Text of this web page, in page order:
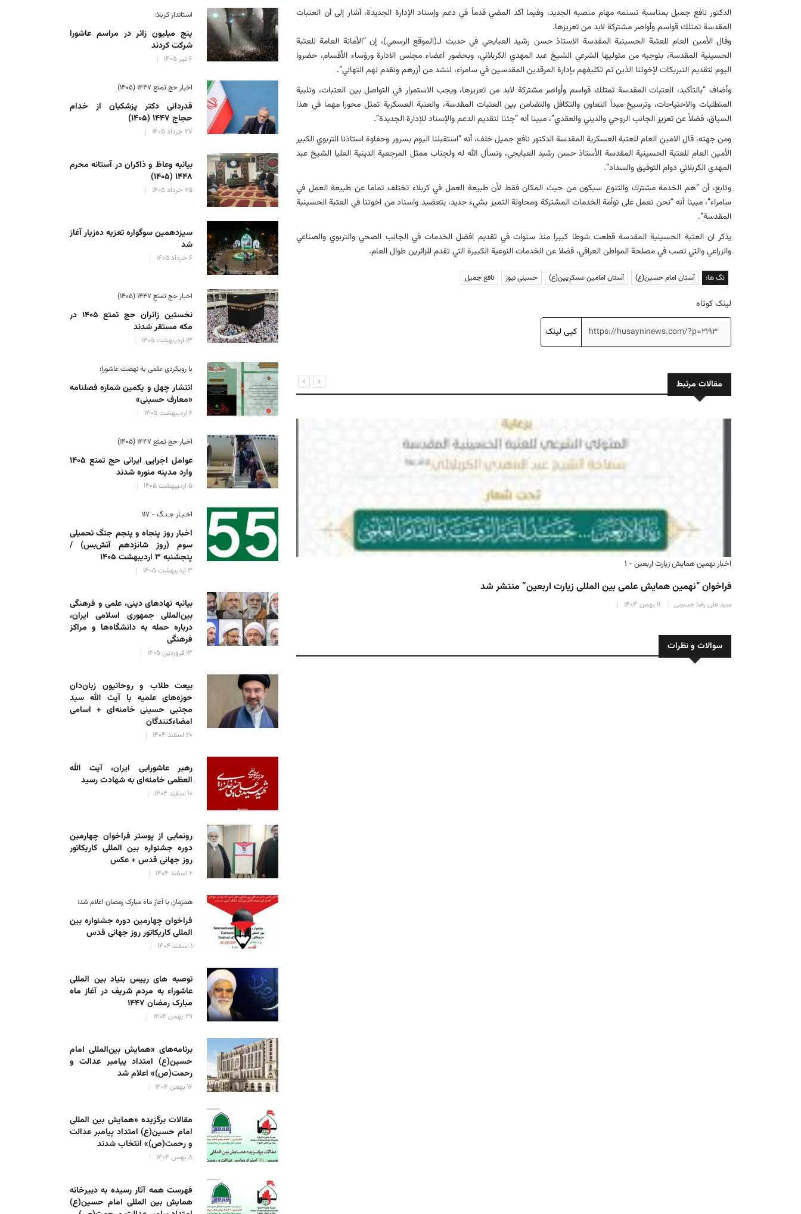
الدكتور نافع جميل بمناسبة تسنمه مهام منصبه الجديد، وفيما أكد المضي قدماً في دعم وإسناد الإدارة الجديدة، أشار إلى أن العتبات
المقدسة تمتلك قواسم وأواصر مشتركة لابد من تعزيزها.
وقال الأمين العام للعتبة الحسينية المقدسة الاستاذ حسن رشيد العبايجي في حديث لـ(الموقع الرسمي)، إن “الأمانة العامة للعتبة
الحسينية المقدسة، بتوجيه من متوليها الشرعي الشيخ عبد المهدي الكربلائي، وبحضور أعضاء مجلس الادارة ورؤساء الأقسام، حضروا
اليوم لتقديم التبريكات لإخوتنا الذين تم تكليفهم بإدارة المرقدين المقدسين في سامراء، لنشد من أزرهم ونقدم لهم التهاني”.
وأضاف “بالتأكيد، العتبات المقدسة تمتلك قواسم وأواصر مشتركة لابد من تعزيزها، ويجب الاستمرار في التواصل بين العتبات، وتلبية
المتطلبات والاحتياجات، وترسيخ مبدأ التعاون والتكافل والتضامن بين العتبات المقدسة، والعتبة العسكرية تمثل محورا مهما في هذا
السياق، فضلاً عن تعزيز الجانب الروحي والديني والعقدي”، مبينا أنه “جئنا لتقديم الدعم والإسناد للإدارة الجديدة”.
ومن جهته، قال الامين العام للعتبة العسكرية المقدسة الدكتور نافع جميل خلف، أنه “استقبلنا اليوم بسرور وحفاوة استاذنا التربوي الكبير
الأمين العام للعتبة الحسينية المقدسة الأستاذ حسن رشيد العبايجي، ونسأل الله له ولجناب ممثل المرجعية الدينية العليا الشيخ عبد
المهدي الكربلائي دوام التوفيق والسداد”.
وتابع، أن “هم الخدمة مشترك والتنوع سيكون من حيث المكان فقط لأن طبيعة العمل في كربلاء تختلف تماما عن طبيعة العمل في
سامراء”، مبينا أنه “نحن نعمل على توأمة الخدمات المشتركة ومحاولة التميز بشيء جديد، بتعضيد واسناد من اخوتنا في العتبة الحسينية
المقدسة”.
يذكر ان العتبة الحسينية المقدسة قطعت شوطا كبيرا منذ سنوات في تقديم افضل الخدمات في الجانب الصحي والتربوي والصناعي
والزراعي والتي تصب في مصلحة المواطن العراقي، فضلا عن الخدمات النوعية الكبيرة التي تقدم للزائرين طوال العام.
تگ ها: آستان امام حسین(ع) آستان امامین عسکریین(ع) حسینی نیوز نافع جميل
لینک کوتاه
کپی لینک
مقالات مرتبط
بلاتکلیفی زائران ایرانی و پاکستانی در لاذقیه و دمشق
سید علی رضا حسینی ۱۹ آذر ۱۴۰۳
ستاد بازسازی عتبات عالیات:
سید علی رضا حسینی ۱۸ آذر ۱۴۰۳
سوالات و نظرات
استاندار کربلا:
پنج میلیون زائر در مراسم عاشورا
شرکت کردند
۶ تیر ۱۴۰۵
اخبار حج تمتع ۱۴۴۷ (۱۴۰۵)
قدردانی دکتر پزشکیان از خدام
حجاج ۱۴۴۷ (۱۴۰۵)
۲۷ خرداد ۱۴۰۵
بیانیه وعاظ و ذاکران در آستانه محرم
۱۴۴۸ (۱۴۰۵)
۲۵ خرداد ۱۴۰۵
سیزدهمین سوگواره تعزیه ده‌زیار آغاز
شد
۶ خرداد ۱۴۰۵
اخبار حج تمتع ۱۴۴۷ (۱۴۰۵)
نخستین زائران حج تمتع ۱۴۰۵ در
مکه مستقر شدند
۱۳ اردیبهشت ۱۴۰۵
با رویکردی علمی به نهضت عاشورا؛
انتشار چهل و یکمین شماره فصلنامه
«معارف حسینی»
۶ اردیبهشت ۱۴۰۵
اخبار حج تمتع ۱۴۴۷ (۱۴۰۵)
عوامل اجرایی ایرانی حج تمتع ۱۴۰۵
وارد مدینه منوره ‌شدند
۵ اردیبهشت ۱۴۰۵
اخـبـار جـنـگ - ۱۱۷
اخبار روز پنجاه و پنجم جنگ تحمیلی
سوم (روز شانزدهم آتش‌بس) /
پنجشنبه ۳ اردیبهشت ۱۴۰۵
۳ اردیبهشت ۱۴۰۵
بیانیه نهادهای دینی، علمی و فرهنگی
بین‌المللی جمهوری اسلامی ایران،
درباره حمله به دانشگاه‌ها و مراکز
فرهنگی
۱۳ فروردین ۱۴۰۵
بیعت طلاب و روحانیون زبان‌دان
حوزه‌های علمیه با آیت الله سید
مجتبی حسینی خامنه‌ای + اسامی
امضاءکنندگان
۲۰ اسفند ۱۴۰۴
رهبر عاشورایی ایران، آیت الله
العظمی خامنه‌ای به شهادت رسید
۱۰ اسفند ۱۴۰۴
رونمایی از پوستر فراخوان چهارمین
دوره جشنواره بین المللی کاریکاتور
روز جهانی قدس + عکس
۲ اسفند ۱۴۰۴
همزمان با آغاز ماه مبارک رمضان اعلام شد؛
فراخوان چهارمین دوره جشنواره بین
المللی کاریکاتور روز جهانی قدس
۱ اسفند ۱۴۰۴
توصیه های رییس بنیاد بین المللی
عاشوراء به مردم شریف در آغاز ماه
مبارک رمضان ۱۴۴۷
۲۹ بهمن ۱۴۰۴
برنامه‌های «همایش بین‌المللی امام
حسین(ع) امتداد پیامبر عدالت و
رحمت(ص)» اعلام شد
۱۶ بهمن ۱۴۰۴
مقالات برگزیده «همایش بین المللی
امام حسین(ع) امتداد پیامبر عدالت
و رحمت(ص)» انتخاب شدند
۸ بهمن ۱۴۰۴
فهرست همه آثار رسیده به دبیرخانه
همایش بین المللی امام حسین(ع)